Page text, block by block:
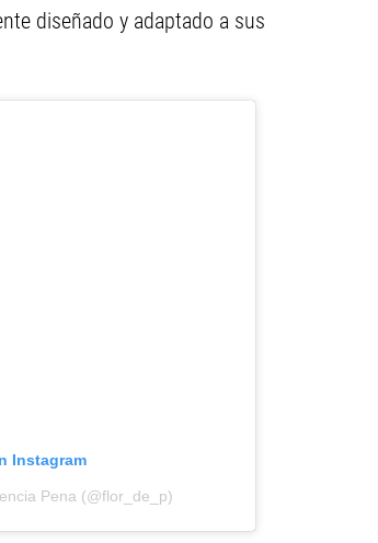
diseñado y adaptado a sus
Instagram
Pena (@flor_de_p)